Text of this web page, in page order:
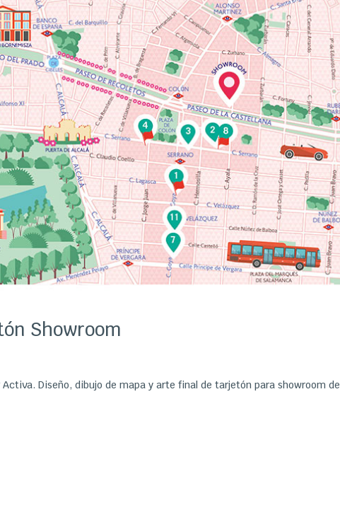
Showroom
Diseño, dibujo de mapa y arte final de tarjetón para showroom de